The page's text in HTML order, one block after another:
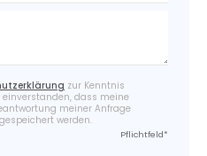
zur Kenntnis
dass meine
meiner Anfrage
werden.
Pflichtfeld*